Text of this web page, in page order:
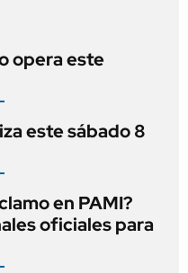
opera este
este sábado 8
en PAMI?
oficiales para